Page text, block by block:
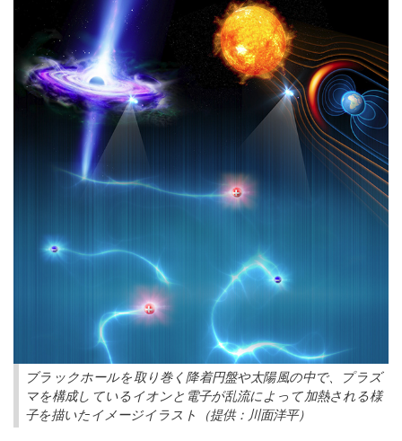
ブラックホールを取り巻く降着円盤や太陽風の中で、プラズ
マを構成しているイオンと電子が乱流によって加熱される様
子を描いたイメージイラスト（提供：川面洋平）